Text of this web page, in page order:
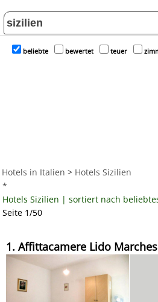
beliebte bewertet teuer
Hotels in Italien > Hotels Sizilien
*
Hotels Sizilien | sortiert nach
Seite 1/50
1. Affittacamere Lido